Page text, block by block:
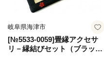
岐阜県海津市
[№5533-0059]畳縁アクセサ
リ－縁結びセット（ブラッ